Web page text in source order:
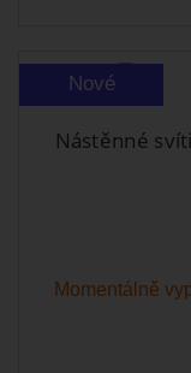
Nové
Nástěnné
Momentálně